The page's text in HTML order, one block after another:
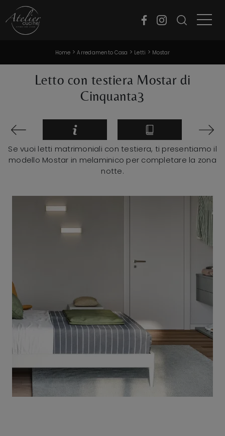
Home >Arredamento Casa > Letti > Mostar
Letto con testiera Mostar di
Cinquanta3
Se vuoi letti matrimoniali con testiera, ti presentiamo il
modello Mostar in melaminico per completare la zona
notte.